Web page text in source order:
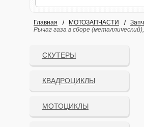
Главная МОТОЗАПЧАСТИ
Рычаг газа в сборе
СКУТЕРЫ
КВАДРОЦИКЛЫ
МОТОЦИКЛЫ